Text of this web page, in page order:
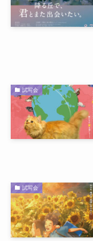
試写会
試写会